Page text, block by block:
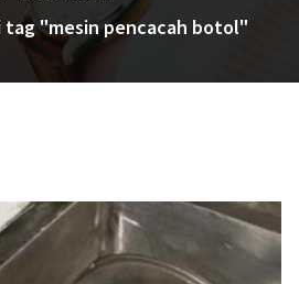
tag "mesin pencacah botol"